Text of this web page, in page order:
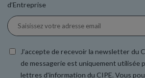
d’Entreprise
J’accepte de recevoir la newsletter du
de messagerie est uniquement utilisée
lettres d'information du CIPE. Vous